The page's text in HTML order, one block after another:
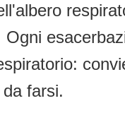
farsi.